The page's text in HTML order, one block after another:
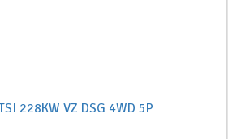
228KW VZ DSG 4WD 5P